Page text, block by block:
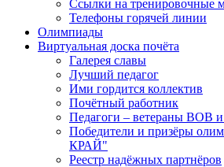
Ссылки на тренировочные
Телефоны горячей линии
Олимпиады
Виртуальная доска почёта
Галерея славы
Лучший педагог
Ими гордится коллектив
Почётный работник
Педагоги – ветераны ВОВ
Победители и призёры
КРАЙ"
Реестр надёжных партнёров